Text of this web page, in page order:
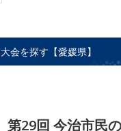
会を探す【愛媛県】
第29回 今治市民